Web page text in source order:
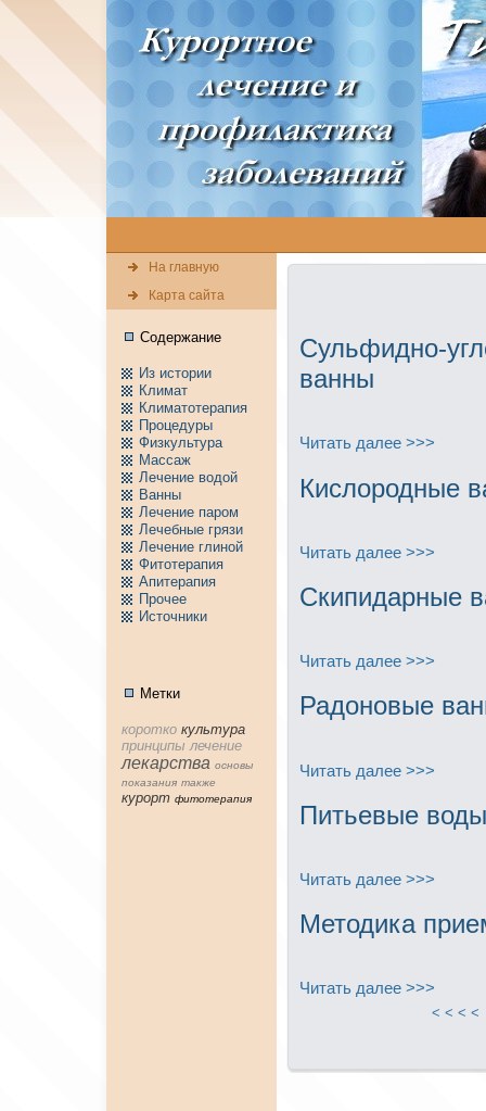
На главную
Карта сайта
Содержание
Из истории
Климат
Климатотерапия
Пpоцедуры
Физкультура
Массаж
Лечение водой
Ванны
Лечение паpом
Лечебные грязи
Лечение глиной
Фитотерапия
Апитерапия
Пpочее
Источники
Метки
коpотко культура
принципы лечение
лекарства основы
показания тaкже
куpорт фитотерапия
Сульфидно-
ванны
Читать далее >>>
Кислоpодные
Читать далее >>>
Скипидарные
Читать далее >>>
Радоновые
Читать далее >>>
Питьевые воды
Читать далее >>>
Методика
Читать далее >>>
< < <